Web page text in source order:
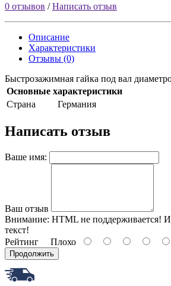
0 отзывов /Написать отзыв
Описание
Характеристики
Отзывы (0)
Быстрозажимная гайка под вал
Основные характеристики
Страна
Германия
Написать отзыв
Ваше имя:
Ваш отзыв
Внимание: HTML не поддерживается!
текст!
Рейтинг Плохо
Продолжить